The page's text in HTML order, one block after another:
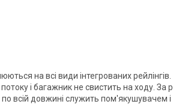
на всі види інтегрованих
і багажник не свистить на ходу. За
всій довжині служить